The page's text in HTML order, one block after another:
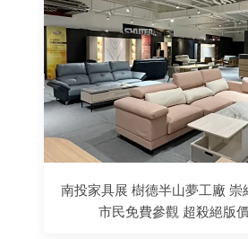
南投家具展 樹德半山夢工廠 崇
市民免費參觀 超殺絕版